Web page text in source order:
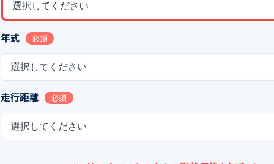
選択してください
年式 必須
選択してください
走行距離 必須
選択してください